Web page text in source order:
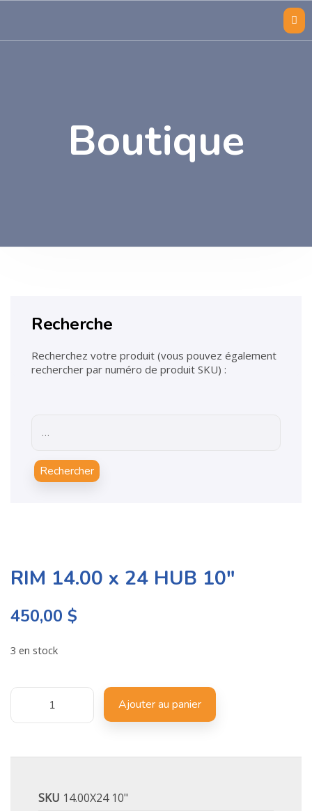
Boutique
RIM 14.00 x 24 HUB 10″
450,00 $
3 en stock
Ajouter au panier
SKU 14.00X24 10"
Recherche
Recherchez votre produit (vous pouvez également
rechercher par numéro de produit SKU) :
Rechercher